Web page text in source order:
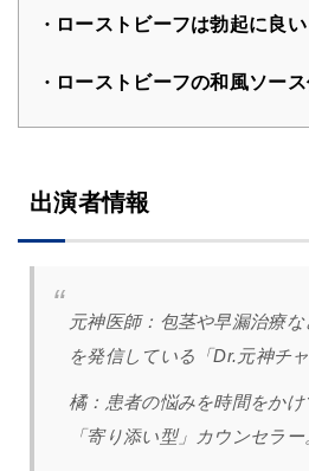
ローストビーフは勃起に良い
ローストビーフの和風ソース
出演者情報
元神医師： 包茎や早漏治療
を発信している「Dr.元神チ
橘： 患者の悩みを時間をかけ
「寄り添い型」カウンセラー